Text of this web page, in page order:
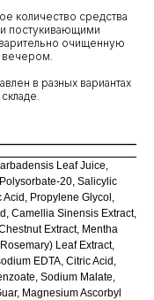
количество средства
постукивающими
очищенную
вечером.
в разных вариантах
Leaf Juice,
20, Salicylic
Propylene Glycol,
Camellia Sinensis Extract,
Extract, Mentha
Leaf Extract,
EDTA, Citric Acid,
Sodium Malate,
Magnesium Ascorbyl